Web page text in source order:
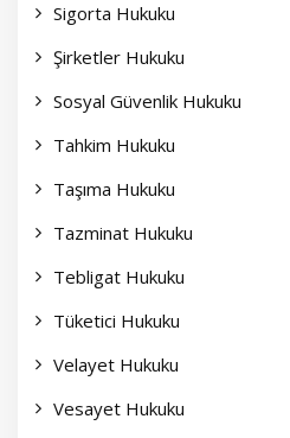
Sigorta Hukuku
Şirketler Hukuku
Sosyal Güvenlik Hukuku
Tahkim Hukuku
Taşıma Hukuku
Tazminat Hukuku
Tebligat Hukuku
Tüketici Hukuku
Velayet Hukuku
Vesayet Hukuku